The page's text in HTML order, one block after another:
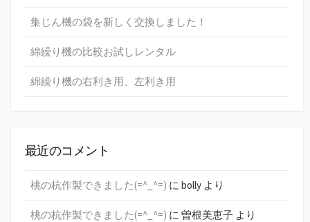
集じん機の袋を新しく交換しました！
綿繰り機の比較お試しレンタル
綿繰り機の右利き用、左利き用
最近のコメント
桃の杭作製できました(=^_^=) に bolly より
桃の杭作製できました(=^_^=) に 曽根美恵子 より